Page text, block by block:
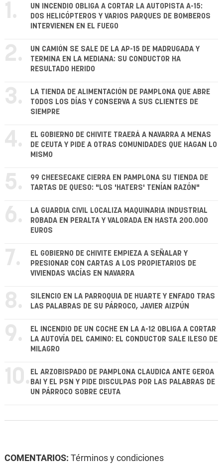
1.
UN INCENDIO OBLIGA A CORTAR LA AUTOPISTA A-15:
DOS HELICÓPTEROS Y VARIOS PARQUES DE BOMBEROS
INTERVIENEN EN EL FUEGO
2.
UN CAMIÓN SE SALE DE LA AP-15 DE MADRUGADA Y
TERMINA EN LA MEDIANA: SU CONDUCTOR HA
RESULTADO HERIDO
3.
LA TIENDA DE ALIMENTACIÓN DE PAMPLONA QUE ABRE
TODOS LOS DÍAS Y CONSERVA A SUS CLIENTES DE
SIEMPRE
4.
EL GOBIERNO DE CHIVITE TRAERÁ A NAVARRA A MENAS
DE CEUTA Y PIDE A OTRAS COMUNIDADES QUE HAGAN LO
MISMO
5.
99 CHEESECAKE CIERRA EN PAMPLONA SU TIENDA DE
TARTAS DE QUESO: "LOS 'HATERS' TENÍAN RAZÓN"
6.
LA GUARDIA CIVIL LOCALIZA MAQUINARIA INDUSTRIAL
ROBADA EN PERALTA Y VALORADA EN HASTA 200.000
EUROS
7.
EL GOBIERNO DE CHIVITE EMPIEZA A SEÑALAR Y
PRESIONAR CON CARTAS A LOS PROPIETARIOS DE
VIVIENDAS VACÍAS EN NAVARRA
8.
SILENCIO EN LA PARROQUIA DE HUARTE Y ENFADO TRAS
LAS PALABRAS DE SU PÁRROCO, JAVIER AIZPÚN
9.
EL INCENDIO DE UN COCHE EN LA A-12 OBLIGA A CORTAR
LA AUTOVÍA DEL CAMINO: EL CONDUCTOR SALE ILESO DE
MILAGRO
10. EL ARZOBISPADO DE PAMPLONA CLAUDICA ANTE GEROA
BAI Y EL PSN Y PIDE DISCULPAS POR LAS PALABRAS DE
UN PÁRROCO SOBRE CEUTA
COMENTARIOS: Términos y condiciones